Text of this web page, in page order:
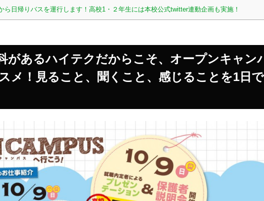
日帰りバスを運行します！高校1・２年生には本校公式twitter連動企画も実施！
があるハイテクだからこそ、オープンキャン
メ！見ること、聞くこと、感じることを1日で